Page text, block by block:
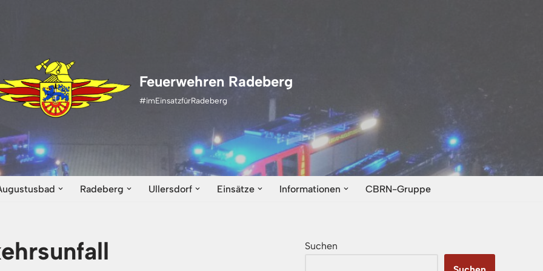
Feuerwehren Radeberg
#imEinsatzfürRadeberg
Radeberg Ullersdorf Einsätze Informationen CBRN-Gruppe
Suchen